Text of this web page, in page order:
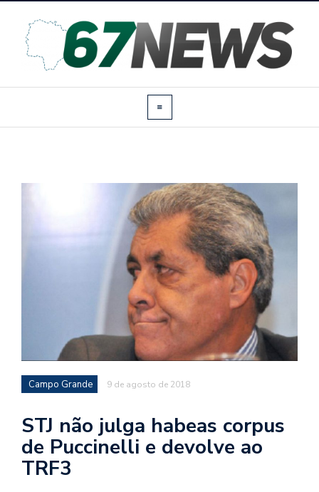
Campo Grande 9 de agosto de 2018
STJ não julga habeas corpus
de Puccinelli e devolve ao
TRF3